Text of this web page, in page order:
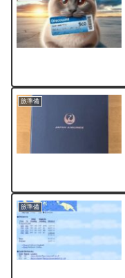
旅準備
旅準備